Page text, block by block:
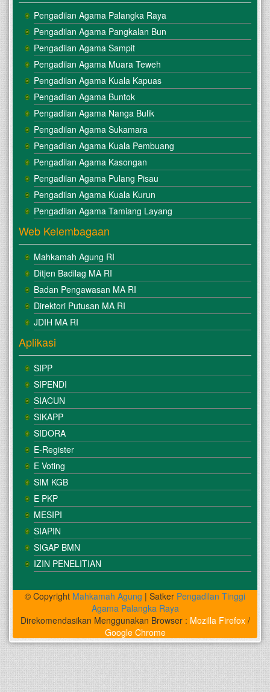
Pengadilan Agama Palangka Raya
Pengadilan Agama Pangkalan Bun
Pengadilan Agama Sampit
Pengadilan Agama Muara Teweh
Pengadilan Agama Kuala Kapuas
Pengadilan Agama Buntok
Pengadilan Agama Nanga Bulik
Pengadilan Agama Sukamara
Pengadilan Agama Kuala Pembuang
Pengadilan Agama Kasongan
Pengadilan Agama Pulang Pisau
Pengadilan Agama Kuala Kurun
Pengadilan Agama Tamiang Layang
Web Kelembagaan
Mahkamah Agung RI
Ditjen Badilag MA RI
Badan Pengawasan MA RI
Direktori Putusan MA RI
JDIH MA RI
Aplikasi
SIPP
SIPENDI
SIACUN
SIKAPP
SIDORA
E-Register
E Voting
SIM KGB
E PKP
MESIPI
SIAPIN
SIGAP BMN
IZIN PENELITIAN
© Copyright Mahkamah Agung | Satker Pengadilan Tinggi
Agama Palangka Raya
Direkomendasikan Menggunakan Browser : Mozilla Firefox/
Google Chrome